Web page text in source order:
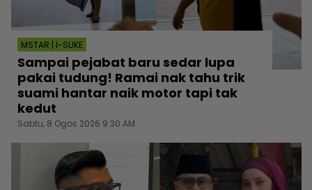
MSTAR | I-SUKE
Sampai pejabat baru sedar lupa
pakai tudung! Ramai nak tahu trik
suami hantar naik motor tapi tak
kedut
Sabtu, 8 Ogos 2026 9:30 AM